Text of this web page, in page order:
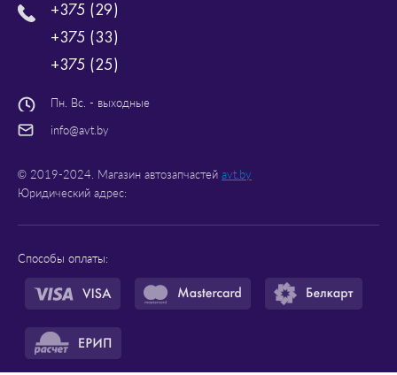
+375 (29)
+375 (33)
+375 (25)
Пн. Вс. - выходные
info@avt.by
© 2019-2024. Магазин автозапчастей avt.by
Юридический адрес:
Способы оплаты: